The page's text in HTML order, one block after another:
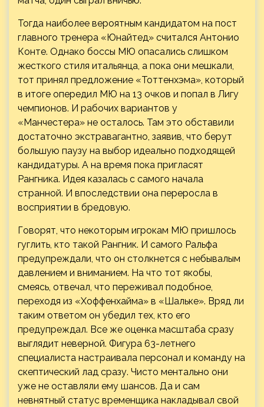
Тогда наиболее вероятным кандидатом на пост
главного тренера «Юнайтед» считался Антонио
Конте. Однако боссы МЮ опасались слишком
жесткого стиля итальянца, а пока они мешкали,
тот принял предложение «Тоттенхэма», который
в итоге опередил МЮ на 13 очков и попал в Лигу
чемпионов. И рабочих вариантов у
«Манчестера» не осталось. Там это обставили
достаточно экстравагантно, заявив, что берут
большую паузу на выбор идеально подходящей
кандидатуры. А на время пока пригласят
Рангника. Идея казалась с самого начала
странной. И впоследствии она переросла в
восприятии в бредовую.
Говорят, что некоторым игрокам МЮ пришлось
гуглить, кто такой Рангник. И самого Ральфа
предупреждали, что он столкнется с небывалым
давлением и вниманием. На что тот якобы,
смеясь, отвечал, что переживал подобное,
переходя из «Хоффенхайма» в «Шальке». Вряд ли
таким ответом он убедил тех, кто его
предупреждал. Все же оценка масштаба сразу
выглядит неверной. Фигура 63-летнего
специалиста настраивала персонал и команду на
скептический лад сразу. Чисто ментально они
уже не оставляли ему шансов. Да и сам
невнятный статус временщика накладывал свой